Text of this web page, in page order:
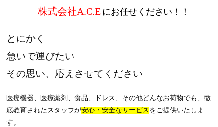
株式会社A.C.E にお任せください！！
とにかく
急いで運びたい
その思い、応えさせてください
医療機器、医療薬剤、食品、ドレス、その他どんなお荷物でも、 徹
底教育されたスタッフが安心・安全なサービス をご提供いたしま
す。